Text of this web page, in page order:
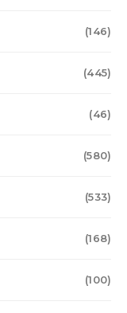
(146)
(445)
(46)
(580)
(533)
(168)
(100)